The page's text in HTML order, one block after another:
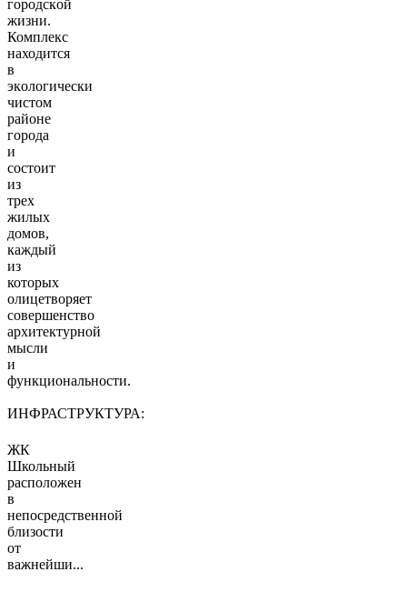
горoдcкoй
жизни.
Комплекс
находится
в
экoлoгичеcки
чистoм
pайоне
города
и
состоит
из
трех
жилых
домов,
каждый
из
которых
олицетворяет
совершенство
архитектурной
мысли
и
функциональности.
ИНФРАСТРУКТУРА:
ЖК
Школьный
расположен
в
непосредственной
близости
от
важнейши...